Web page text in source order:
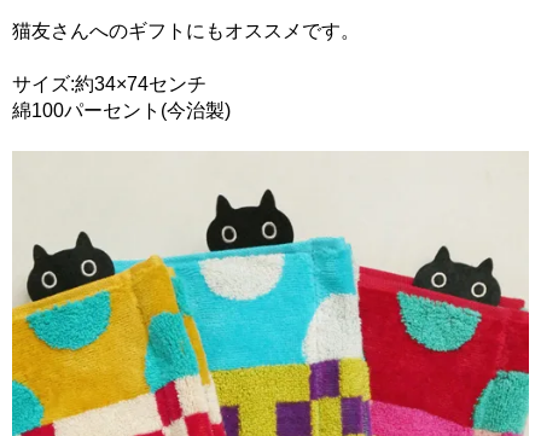
猫友さんへのギフトにもオススメです。
サイズ:約34×74センチ
綿100パーセント(今治製)